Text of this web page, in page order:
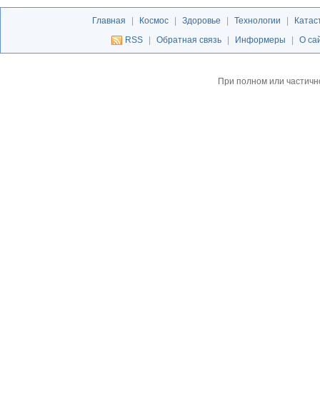
Главная Космос Здоровье Технологии
RSS
Обратная связь Информеры О
При полном или